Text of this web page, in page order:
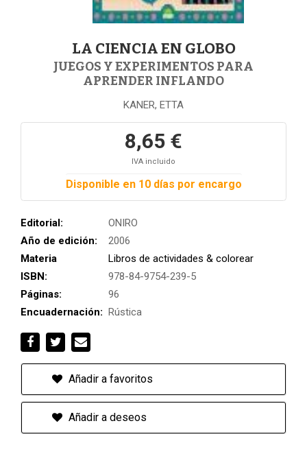
LA CIENCIA EN GLOBO
JUEGOS Y EXPERIMENTOS PARA
APRENDER INFLANDO
KANER, ETTA
8,65 €
IVA incluido
Disponible en 10 días por encargo
Editorial:
ONIRO
Año de edición:
2006
Materia
Libros de actividades & colorear
ISBN:
978-84-9754-239-5
Páginas:
96
Encuadernación: Rústica
Añadir a favoritos
Añadir a deseos